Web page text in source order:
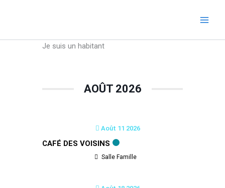
Je suis un habitant
AOÛT 2026
Août 11 2026
CAFÉ DES VOISINS
Salle Famille